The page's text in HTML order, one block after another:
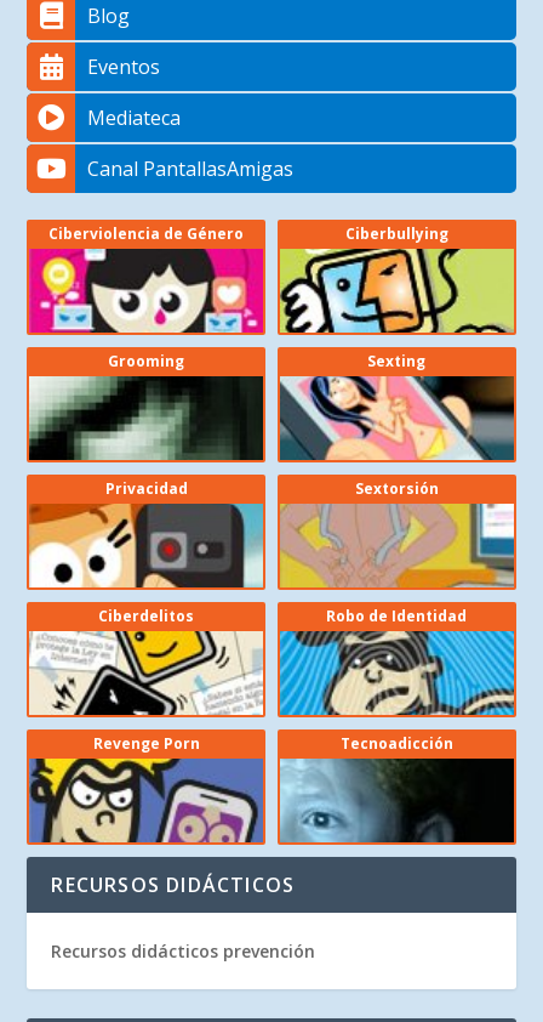
Blog
Eventos
Mediateca
Canal PantallasAmigas
Ciberviolencia de Género Ciberbullying
Grooming Sexting
Privacidad Sextorsión
Ciberdelitos Robo de Identidad
Revenge Porn Tecnoadicción
RECURSOS DIDÁCTICOS
Recursos didácticos prevención